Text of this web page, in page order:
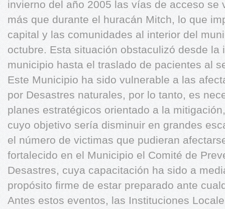
invierno del año 2005 las vías de acceso se
más que durante el huracán Mitch, lo que
capital y las comunidades al interior del
octubre. Esta situación obstaculizó desde la
municipio hasta el traslado de pacientes al
Este Municipio ha sido vulnerable a las
por Desastres naturales, por lo tanto, es
planes estratégicos orientado a la
cuyo objetivo sería disminuir en grandes
el número de victimas que pudieran
fortalecido en el Municipio el Comité de
Desastres, cuya capacitación ha sido a
propósito firme de estar preparado ante
Antes estos eventos, las Instituciones